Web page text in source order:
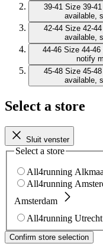
39-41 Size 39-41
available,
42-44 Size 42-44
available,
44-46 Size 44-46
notify
45-48 Size 45-48
available,
Select a store
Sluit venster
Select a store
All4running
All4running
Amsterdam
All4running Utrecht
Confirm store selection